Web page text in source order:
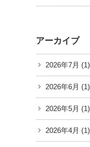
アーカイブ
2026年7月 (1)
2026年6月 (1)
2026年5月 (1)
2026年4月 (1)